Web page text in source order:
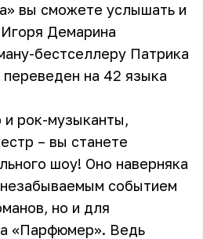
вы сможете услышать и
Демарина
бестселлеру Патрика
на 42 языка
и рок-музыканты,
– вы станете
шоу! Оно наверняка
событием
но и для
«Парфюмер». Ведь